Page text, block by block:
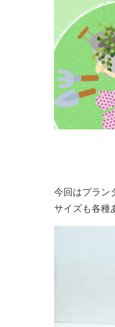
今回はプラン
サイズも各種